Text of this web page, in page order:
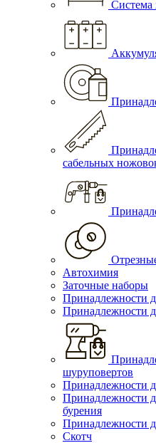
Система
сабельных
Автохимия
Заточные наборы
Принадлежности
Принадлежности
шуруповертов
Принадлежности
Принадлежности
бурения
Принадлежности
Скотч